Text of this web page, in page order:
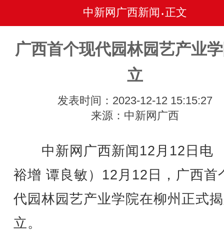
中新网广西新闻 • 正文
广西首个现代园林园艺产业
立
发表时间：2023-12-12 15:15:27
来源：中新网广西
中新网广西新闻12月12日电
裕增 谭良敏）12月12日，广西首
代园林园艺产业学院在柳州正式
立。